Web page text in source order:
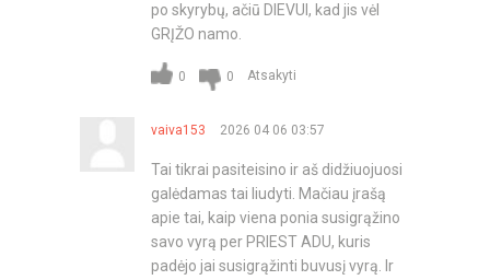
po skyrybų, ačiū DIEVUI, kad jis vėl
GRĮŽO namo.
0 0 Atsakyti
vaiva153 2026 04 06 03:57
Tai tikrai pasiteisino ir aš didžiuojuosi
galėdamas tai liudyti. Mačiau įrašą
apie tai, kaip viena ponia susigrąžino
savo vyrą per PRIEST ADU, kuris
padėjo jai susigrąžinti buvusį vyrą. Ir